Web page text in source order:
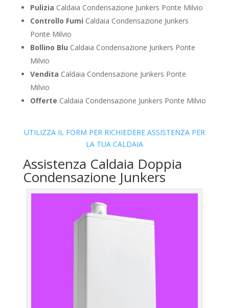
Pulizia Caldaia Condensazione Junkers Ponte Milvio
Controllo Fumi Caldaia Condensazione Junkers
Ponte Milvio
Bollino Blu Caldaia Condensazione Junkers Ponte
Milvio
Vendita Caldaia Condensazione Junkers Ponte
Milvio
Offerte Caldaia Condensazione Junkers Ponte Milvio
UTILIZZA IL FORM PER RICHIEDERE ASSISTENZA PER
LA TUA CALDAIA
Assistenza Caldaia Doppia
Condensazione Junkers